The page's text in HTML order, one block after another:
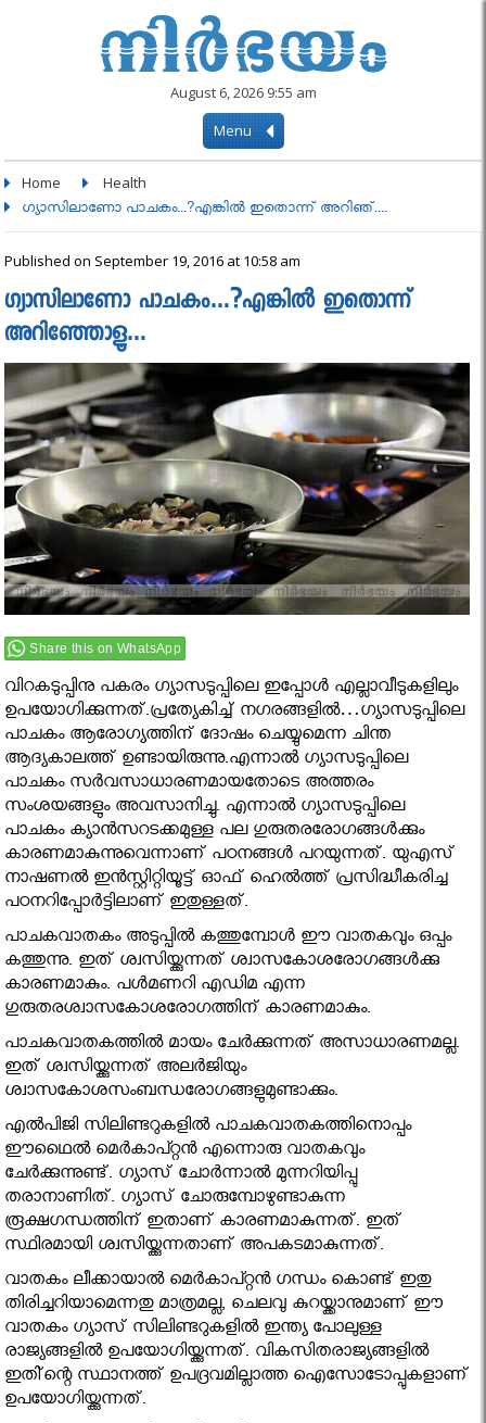
August 6, 2026 9:55 am
Menu
Home Health
ഗ്യാസിലാണോ പാചകം...?എങ്കിൽ ഇതൊന്ന് അറിഞ്....
Published on September 19, 2016 at 10:58 am
ഗ്യാസിലാണോ പാചകം…?എങ്കിൽ ഇതൊന്ന്
അറിഞ്ഞോളൂ…
Share this on WhatsApp
വിറകടുപ്പിനു പകരം ഗ്യാസടുപ്പിലെ ഇപ്പോള്‍ എല്ലാവീടുകളിലും
ഉപയോഗിക്കുന്നത്.പ്രത്യേകിച്ച് നഗരങ്ങളിൽ…ഗ്യാസടുപ്പിലെ
പാചകം ആരോഗ്യത്തിന് ദോഷം ചെയ്യുമെന്ന ചിന്ത
ആദ്യകാലത്ത് ഉണ്ടായിരുന്നു.എന്നാൽ ഗ്യാസടുപ്പിലെ
പാചകം സർവസാധാരണമായതോടെ അത്തരം
സംശയങ്ങളും അവസാനിച്ചു. എന്നാല്‍ ഗ്യാസടുപ്പിലെ
പാചകം ക്യാന്‍സറടക്കമുള്ള പല ഗുരുതരരോഗങ്ങള്‍ക്കും
കാരണമാകുന്നുവെന്നാണ് പഠനങ്ങള്‍ പറയുന്നത്. യുഎസ്
നാഷണല്‍ ഇന്‍സ്റ്റിറ്റിയൂട്ട് ഓഫ് ഹെല്‍ത്ത് പ്രസിദ്ധീകരിച്ച
പഠനറിപ്പോര്‍ട്ടിലാണ് ഇതുള്ളത്.
പാചകവാതകം അടുപ്പില്‍ കത്തുമ്പോള്‍ ഈ വാതകവും ഒപ്പം
കത്തുന്നു. ഇത് ശ്വസിയ്ക്കുന്നത് ശ്വാസകോശരോഗങ്ങള്‍ക്കു
കാരണമാകും. പള്‍മണറി എഡിമ എന്ന
ഗുരുതരശ്വാസകോശരോഗത്തിന് കാരണമാകും.
പാചകവാതകത്തില്‍ മായം ചേര്‍ക്കുന്നത് അസാധാരണമല്ല.
ഇത് ശ്വസിയ്ക്കുന്നത് അലര്‍ജിയും
ശ്വാസകോശസംബന്ധരോഗങ്ങളുമുണ്ടാക്കും.
എല്‍പിജി സിലിണ്ടറുകളില്‍ പാചകവാതകത്തിനൊപ്പം
ഈഥൈല്‍ മെര്‍കാപ്റ്റന്‍ എന്നൊരു വാതകവും
ചേര്‍ക്കുന്നുണ്ട്. ഗ്യാസ് ചോര്‍ന്നാല്‍ മുന്നറിയിപ്പു
തരാനാണിത്. ഗ്യാസ് ചോരുമ്പോഴുണ്ടാകുന്ന
രൂക്ഷഗന്ധത്തിന് ഇതാണ് കാരണമാകുന്നത്. ഇത്
സ്ഥിരമായി ശ്വസിയ്ക്കുന്നതാണ് അപകടമാകുന്നത്.
വാതകം ലീക്കായാല്‍ മെര്‍കാപ്റ്റന്‍ ഗന്ധം കൊണ്ട് ഇതു
തിരിച്ചറിയാമെന്നതു മാത്രമല്ല, ചെലവു കുറയ്ക്കാനുമാണ് ഈ
വാതകം ഗ്യാസ് സിലിണ്ടറുകളില്‍ ഇന്ത്യ പോലുള്ള
രാജ്യങ്ങളില്‍ ഉപയോഗിയ്ക്കുന്നത്. വികസിതരാജ്യങ്ങളില്‍
ഇതി്‌ന്റെ സ്ഥാനത്ത് ഉപദ്രവമില്ലാത്ത ഐസോടോപ്പുകളാണ്
ഉപയോഗിയ്ക്കുന്നത്.